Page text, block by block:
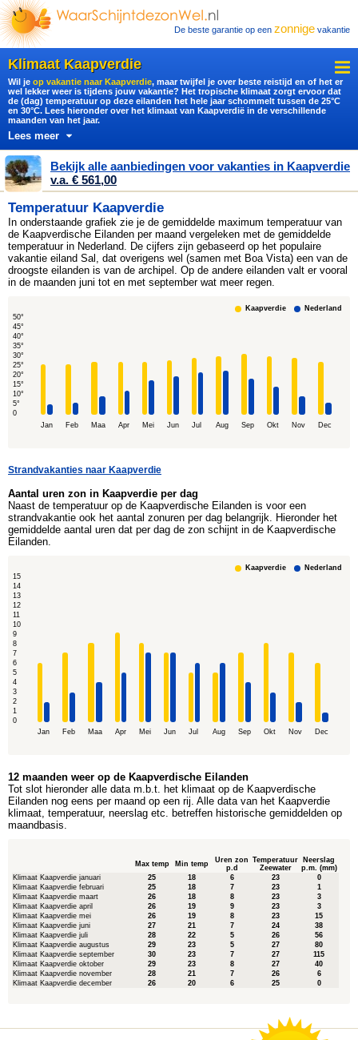
De beste garantie op een zonnige vakantie
Klimaat Kaapverdie
Wil je op vakantie naar Kaapverdie, maar twijfel je over beste reistijd en of het er
wel lekker weer is tijdens jouw vakantie? Het tropische klimaat zorgt ervoor dat
de (dag) temperatuur op deze eilanden het hele jaar schommelt tussen de 25°C
en 30°C. Lees hieronder over het klimaat van Kaapverdië in de verschillende
maanden van het jaar.
Lees meer
Bekijk alle aanbiedingen voor vakanties in Kaapverdie
v.a. € 561,00
Temperatuur Kaapverdie
In onderstaande grafiek zie je de gemiddelde maximum temperatuur van
de Kaapverdische Eilanden per maand vergeleken met de gemiddelde
temperatuur in Nederland. De cijfers zijn gebaseerd op het populaire
vakantie eiland Sal, dat overigens wel (samen met Boa Vista) een van de
droogste eilanden is van de archipel. Op de andere eilanden valt er vooral
in de maanden juni tot en met september wat meer regen.
50°
45°
40°
35°
30°
25°
20°
15°
10°
5°
0
Jan
Feb Maa Apr Mei Jun Jul Aug Sep Okt Nov Dec
Kaapverdie Nederland
Strandvakanties naar Kaapverdie
Aantal uren zon in Kaapverdie per dag
Naast de temperatuur op de Kaapverdische Eilanden is voor een
strandvakantie ook het aantal zonuren per dag belangrijk. Hieronder het
gemiddelde aantal uren dat per dag de zon schijnt in de Kaapverdische
Eilanden.
15
14
13
12
11
10
9
8
7
6
5
4
3
2
1
0
Jan
Feb Maa Apr Mei Jun Jul Aug Sep Okt Nov Dec
Kaapverdie Nederland
12 maanden weer op de Kaapverdische Eilanden
Tot slot hieronder alle data m.b.t. het klimaat op de Kaapverdische
Eilanden nog eens per maand op een rij. Alle data van het Kaapverdie
klimaat, temperatuur, neerslag etc. betreffen historische gemiddelden op
maandbasis.
Max temp Min temp
Uren zon
p.d
Temperatuur
Zeewater
Neerslag
p.m. (mm)
Klimaat Kaapverdie januari
25 18 6 23
0
Klimaat Kaapverdie februari
25 18 7 23
1
Klimaat Kaapverdie maart
26 18 8 23
3
Klimaat Kaapverdie april
26 19 9 23
3
Klimaat Kaapverdie mei
26 19 8 23
15
Klimaat Kaapverdie juni
27 21 7 24
38
Klimaat Kaapverdie juli
28 22 5 26
56
Klimaat Kaapverdie augustus
29 23 5 27
80
Klimaat Kaapverdie september
30 23 7 27
115
Klimaat Kaapverdie oktober
29 23 8 27
40
Klimaat Kaapverdie november
28 21 7 26
6
Klimaat Kaapverdie december
26 20 6 25 0